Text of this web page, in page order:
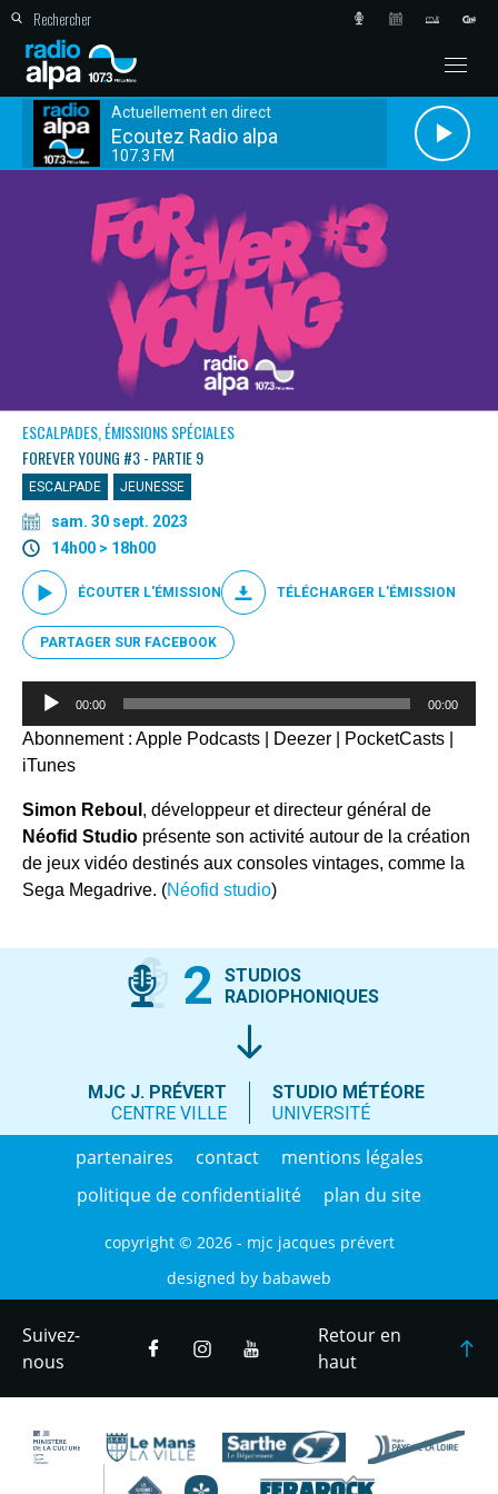
Actuellement en direct
Ecoutez Radio alpa
107.3 FM
ESCALPADES, ÉMISSIONS SPÉCIALES
FOREVER YOUNG #3 - PARTIE 9
ESCALPADE JEUNESSE
sam. 30 sept. 2023
14h00 > 18h00
ÉCOUTER L'ÉMISSION TÉLÉCHARGER L'ÉMISSION
PARTAGER SUR FACEBOOK
Lecteur
00:00 00:00
Abonnement : Apple Podcasts Deezer PocketCasts
iTunes
Simon Reboul , développeur et directeur général de
Néofid Studio présente son activité autour de la création
de jeux vidéo destinés aux consoles vintages, comme la
Sega Megadrive. (Néofid studio)
2
STUDIOS
RADIOPHONIQUES
MJC J. PRÉVERT
CENTRE VILLE
STUDIO MÉTÉORE
UNIVERSITÉ
partenaires contact
mentions légales
politique de confidentialité
plan du site
copyright © 2026 - mjc jacques prévert
designed by babaweb
Suivez-
nous
Retour en
haut